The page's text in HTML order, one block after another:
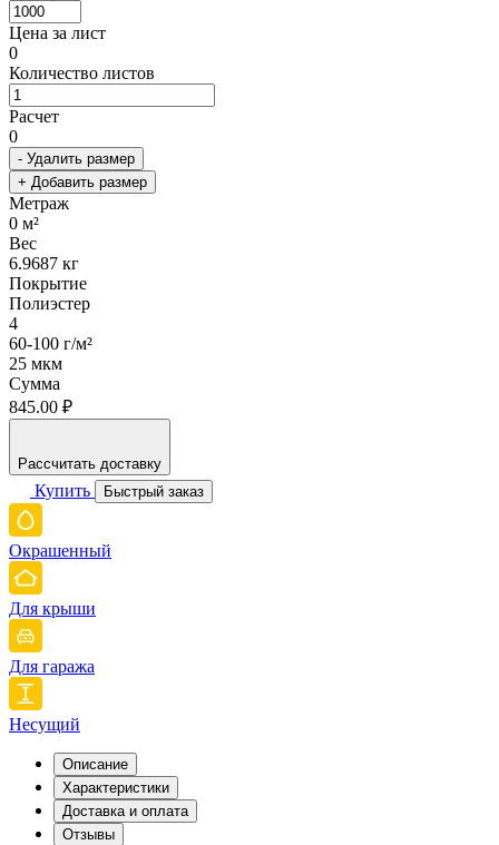
Цена за лист
0
Количество листов
Расчет
0
- Удалить размер
+ Добавить размер
Метраж
0 м²
Вес
6.9687 кг
Покрытие
Полиэстер
4
60-100 г/м²
25 мкм
Сумма
845.00 ₽
Рассчитать доставку
Купить Быстрый заказ
Окрашенный
Для крыши
Для гаража
Несущий
Описание
Характеристики
Доставка и оплата
Отзывы